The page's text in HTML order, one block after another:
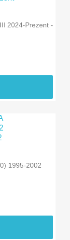
2024-Prezent -
1995-2002